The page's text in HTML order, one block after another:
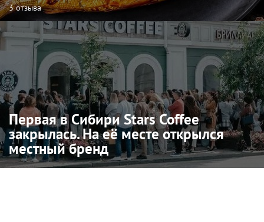
3 отзыва
Первая в Сибири Stars Coffee
закрылась. На её месте открылся
местный бренд